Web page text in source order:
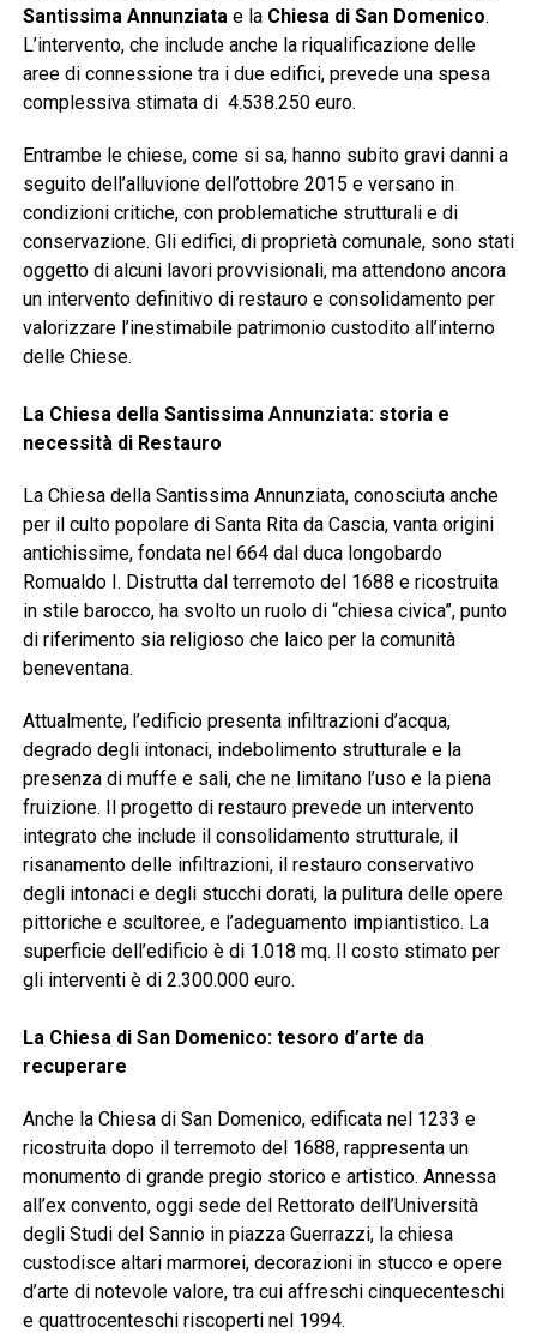
Santissima Annunziatae la Chiesa di San Domenico.
L’intervento, che include anche la riqualificazione delle
aree di connessione tra i due edifici, prevede una spesa
complessiva stimata di 4.538.250 euro.
Entrambe le chiese, come si sa, hanno subito gravi danni a
seguito dell’alluvione dell’ottobre 2015 e versano in
condizioni critiche, con problematiche strutturali e di
conservazione. Gli edifici, di proprietà comunale, sono stati
oggetto di alcuni lavori provvisionali, ma attendono ancora
un intervento definitivo di restauro e consolidamento per
valorizzare l’inestimabile patrimonio custodito all’interno
delle Chiese.
La Chiesa della Santissima Annunziata: storia e
necessità di Restauro
La Chiesa della Santissima Annunziata, conosciuta anche
per il culto popolare di Santa Rita da Cascia, vanta origini
antichissime, fondata nel 664 dal duca longobardo
Romualdo I. Distrutta dal terremoto del 1688 e ricostruita
in stile barocco, ha svolto un ruolo di “chiesa civica”, punto
di riferimento sia religioso che laico per la comunità
beneventana.
Attualmente, l’edificio presenta infiltrazioni d’acqua,
degrado degli intonaci, indebolimento strutturale e la
presenza di muffe e sali, che ne limitano l’uso e la piena
fruizione. Il progetto di restauro prevede un intervento
integrato che include il consolidamento strutturale, il
risanamento delle infiltrazioni, il restauro conservativo
degli intonaci e degli stucchi dorati, la pulitura delle opere
pittoriche e scultoree, e l’adeguamento impiantistico. La
superficie dell’edificio è di 1.018 mq. Il costo stimato per
gli interventi è di 2.300.000 euro.
La Chiesa di San Domenico: tesoro d’arte da
recuperare
Anche la Chiesa di San Domenico, edificata nel 1233 e
ricostruita dopo il terremoto del 1688, rappresenta un
monumento di grande pregio storico e artistico. Annessa
all’ex convento, oggi sede del Rettorato dell’Università
degli Studi del Sannio in piazza Guerrazzi, la chiesa
custodisce altari marmorei, decorazioni in stucco e opere
d’arte di notevole valore, tra cui affreschi cinquecenteschi
e quattrocenteschi riscoperti nel 1994.